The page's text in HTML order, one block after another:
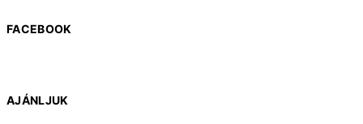
FACEBOOK
AJÁNLJUK